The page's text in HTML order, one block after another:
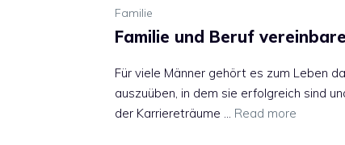
Familie
Familie und Beruf
Für viele Männer gehört es zum Leben
auszuüben, in dem sie erfolgreich sind
der Karriereträume … Read more